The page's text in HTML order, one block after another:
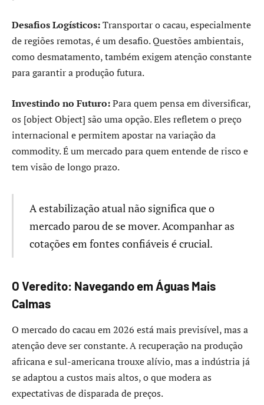
Desafios Logísticos:Transportar o cacau, especialmente
de regiões remotas, é um desafio. Questões ambientais,
como desmatamento, também exigem atenção constante
para garantir a produção futura.
Investindo no Futuro:Para quem pensa em diversificar,
os [object Object] são uma opção. Eles refletem o preço
internacional e permitem apostar na variação da
commodity. É um mercado para quem entende de risco e
tem visão de longo prazo.
A estabilização atual não significa que o
mercado parou de se mover. Acompanhar as
cotações em fontes confiáveis é crucial.
O Veredito: Navegando em Águas Mais
Calmas
O mercado do cacau em 2026 está mais previsível, mas a
atenção deve ser constante. A recuperação na produção
africana e sul-americana trouxe alívio, mas a indústria já
se adaptou a custos mais altos, o que modera as
expectativas de disparada de preços.